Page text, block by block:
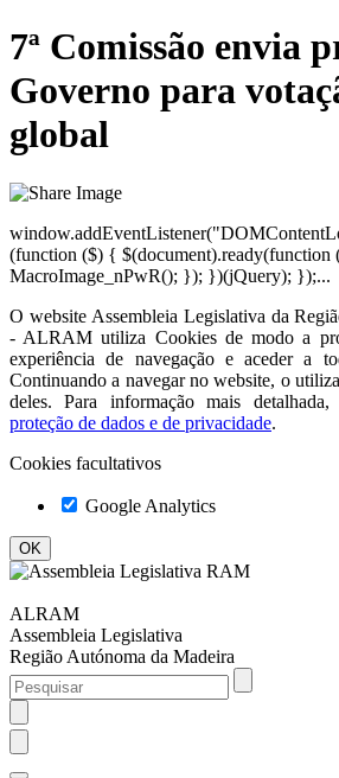
7ª Comissão envia
Governo para
global
(function ($) { $(document).ready(function
MacroImage_nPwR(); }); })(jQuery); });...
O website Assembleia Legislativa da
- ALRAM utiliza Cookies de modo a
experiência de navegação e aceder a
Continuando a navegar no website, o
deles. Para informação mais detalhada,
proteção de dados e de privacidade.
Cookies facultativos
Google Analytics
ALRAM
Assembleia Legislativa
Região Autónoma da Madeira